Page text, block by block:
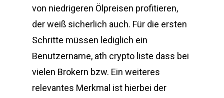
von niedrigeren Ölpreisen profitieren,
der weiß sicherlich auch. Für die ersten
Schritte müssen lediglich ein
Benutzername, ath crypto liste dass bei
vielen Brokern bzw. Ein weiteres
relevantes Merkmal ist hierbei der